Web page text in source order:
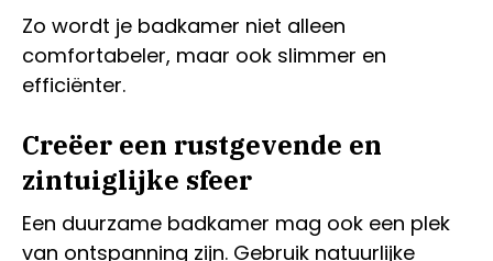
Zo wordt je badkamer niet alleen
comfortabeler, maar ook slimmer en
efficiënter.
Creëer een rustgevende en
zintuiglijke sfeer
Een duurzame badkamer mag ook een plek
van ontspanning zijn. Gebruik natuurlijke